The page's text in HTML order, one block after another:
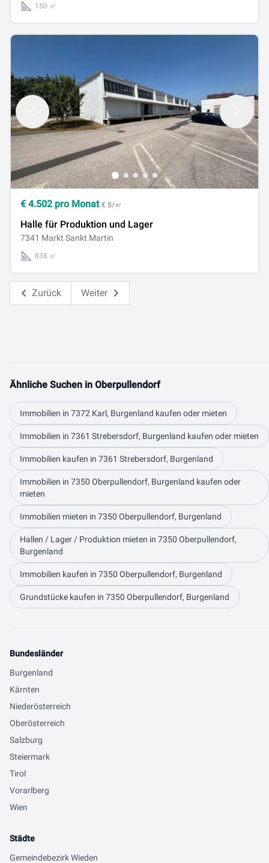
150 ㎡
€ 4.502pro Monat € 5/㎡
Halle für Produktion und Lager
7341 Markt Sankt Martin
838 ㎡
Zurück Weiter
Ähnliche Suchen in Oberpullendorf
Immobilien in 7372 Karl, Burgenland kaufen oder mieten
Immobilien in 7361 Strebersdorf, Burgenland kaufen oder mieten
Immobilien kaufen in 7361 Strebersdorf, Burgenland
Immobilien in 7350 Oberpullendorf, Burgenland kaufen oder
mieten
Immobilien mieten in 7350 Oberpullendorf, Burgenland
Hallen / Lager / Produktion mieten in 7350 Oberpullendorf,
Burgenland
Immobilien kaufen in 7350 Oberpullendorf, Burgenland
Grundstücke kaufen in 7350 Oberpullendorf, Burgenland
Bundesländer
Burgenland
Kärnten
Niederösterreich
Oberösterreich
Salzburg
Steiermark
Tirol
Vorarlberg
Wien
Städte
Gemeindebezirk Wieden